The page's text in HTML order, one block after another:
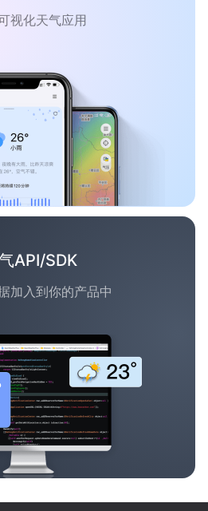
视化天气应用
API/SDK
加入到你的产品中